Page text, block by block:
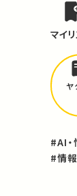
マイ
ヤ
#AI
#情